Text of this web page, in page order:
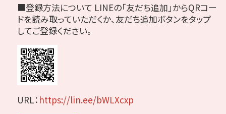
■登録方法について LINEの「友だち追加」からQRコー
ドを読み取っていただくか、友だち追加ボタンをタップ
してご登録ください。
URL： https://lin.ee/bWLXcxp